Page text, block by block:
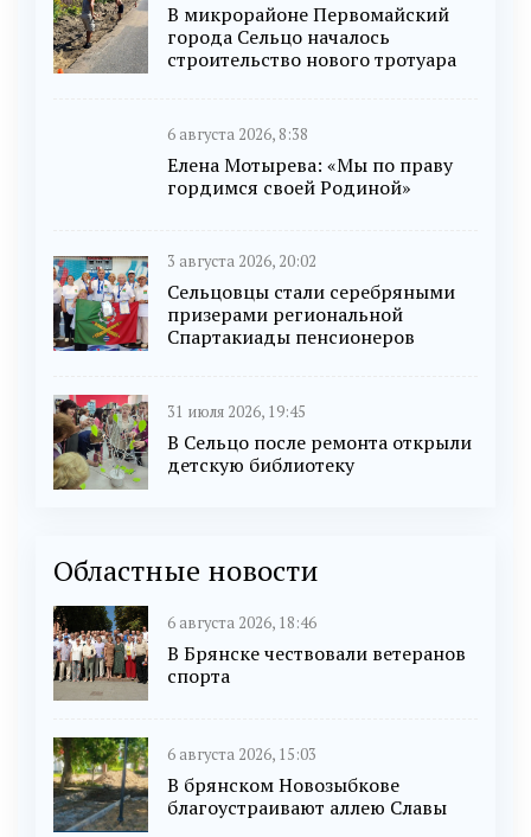
В микрорайоне Первомайский
города Сельцо началось
строительство нового тротуара
6 августа 2026, 8:38
Елена Мотырева: «Мы по праву
гордимся своей Родиной»
3 августа 2026, 20:02
Сельцовцы стали серебряными
призерами региональной
Спартакиады пенсионеров
31 июля 2026, 19:45
В Сельцо после ремонта открыли
детскую библиотеку
Областные новости
6 августа 2026, 18:46
В Брянске чествовали ветеранов
спорта
6 августа 2026, 15:03
В брянском Новозыбкове
благоустраивают аллею Славы